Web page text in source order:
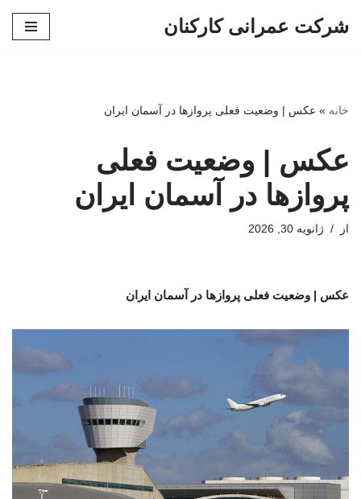
شرکت عمرانی کارکنان
خانه » عکس | وضعیت فعلی پروازها در آسمان ایران
عکس | وضعیت فعلی
پروازها در آسمان ایران
از ژانویه 30, 2026
عکس | وضعیت فعلی پروازها در آسمان ایران